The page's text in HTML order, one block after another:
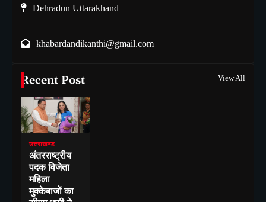
Dehradun Uttarakhand
khabardandikanthi@gmail.com
Recent Post View All
उत्तराखण्ड
अंतरराष्ट्रीय
पदक विजेता
महिला
मुक्केबाजों का